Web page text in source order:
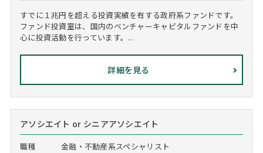
すでに１兆円を超える投資実績を有する政府系ファンドです。
ファンド投資室は、国内のベンチャーキャピタルファンドを中
心に投資活動を行っています。...
詳細を見る
アソシエイト or シニアアソシエイト
職種 金融・不動産系スペシャリスト